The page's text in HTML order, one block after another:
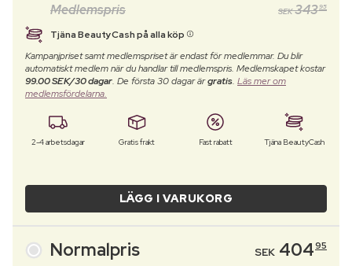
Medlemspris SEK 34395
Tjäna BeautyCash på alla köp
Kampanjpriset samt medlemspriset är endast för medlemmar. Du blir
automatiskt medlem när du handlar till medlemspris. Medlemskapet kostar
99.00 SEK/30 dagar. De första 30 dagar ärgratis. Läs mer om
medlemsfördelarna.
2-4 arbetsdagar Gratis frakt Fast rabatt Tjäna BeautyCash
LÄGG I VARUKORG
Normalpris SEK 40495